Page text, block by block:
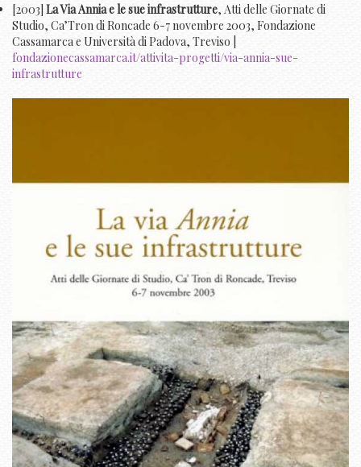
[2003] La Via Annia e le sue infrastrutture, Atti delle Giornate di
Studio, Ca’Tron di Roncade 6-7 novembre 2003, Fondazione
Cassamarca e Università di Padova, Treviso |
fondazionecassamarca.it/attivita-progetti/via-annia-sue-
infrastrutture